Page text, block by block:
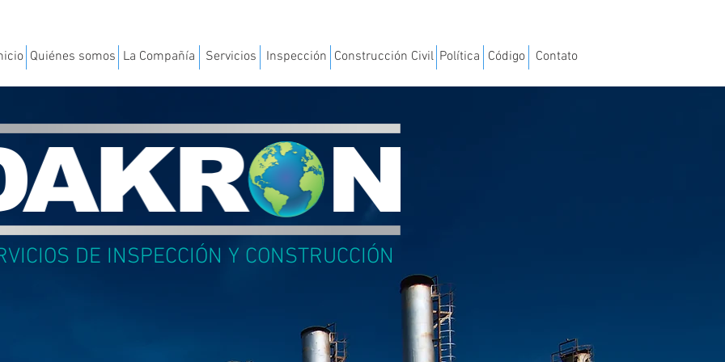
Quiénes somos La Compañía Servicios Inspección Construcción Civil Política Código Contato
DE INSPECCIÓN Y CONSTRUCCIÓN